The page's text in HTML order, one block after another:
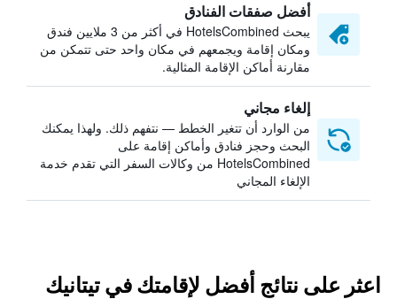
أفضل صفقات الفنادق
يبحث HotelsCombined في أكثر من 3 ملايين فندق
ومكان إقامة ويجمعهم في مكان واحد حتى تتمكن من
مقارنة أماكن الإقامة المثالية.
إلغاء مجاني
من الوارد أن تتغير الخطط — نتفهم ذلك. ولهذا يمكنك
البحث وحجز فنادق وأماكن إقامة على
HotelsCombined من وكالات السفر التي تقدم خدمة
الإلغاء المجاني
اعثر على نتائج أفضل لإقامتك في تيتانيك